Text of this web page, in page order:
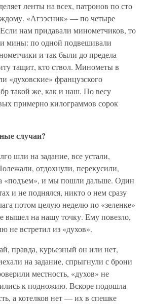
ленты на всех, патронов по сто
«Агээсник» — по четыре
нам придавали минометчиков, то
мины: по одной подвешивали
и так были до предела
тащит, кто ствол. Минометы в
«духовские» французского
такой же, как и наш. По весу
примерно килограммов сорок
случаи?
шли на задание, все устали,
отдохнули, перекусили,
«подъем», и мы пошли дальше. Один
и не поднялся, никто о нем сразу
потом целую неделю по «зеленке»
вышел на нашу точку. Ему повезло,
не встретил из «духов».
правда, курьезный он или нет,
на задание, спрыгнули с брони
местность, «духов» не
к подножию. Вскоре подошла
а котелков нет — их в спешке